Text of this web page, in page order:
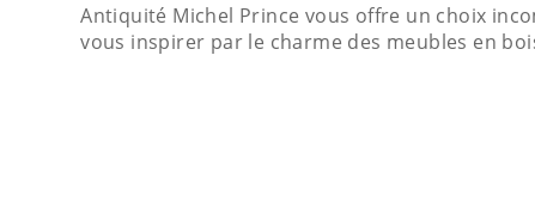
Antiquité Michel Prince vous offre un choix
vous inspirer par le charme des meubles en